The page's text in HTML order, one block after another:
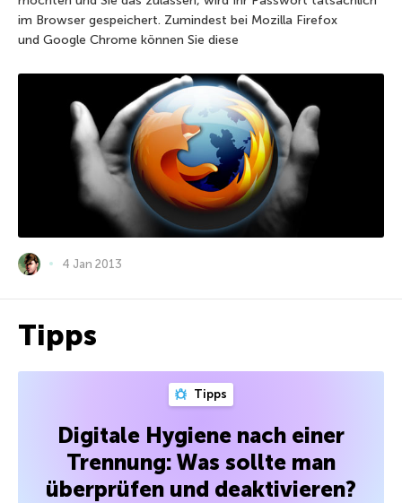
im Browser gespeichert. Zumindest bei Mozilla Firefox
und Google Chrome können Sie diese
4 Jan 2013
Tipps
Tipps
Digitale Hygiene nach einer
Trennung: Was sollte man
überprüfen und deaktivieren?